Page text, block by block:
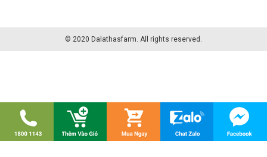
© 2020 Dalathasfarm. All rights reserved.